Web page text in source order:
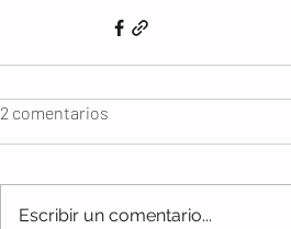
2 comentarios
Escribir un comentario...